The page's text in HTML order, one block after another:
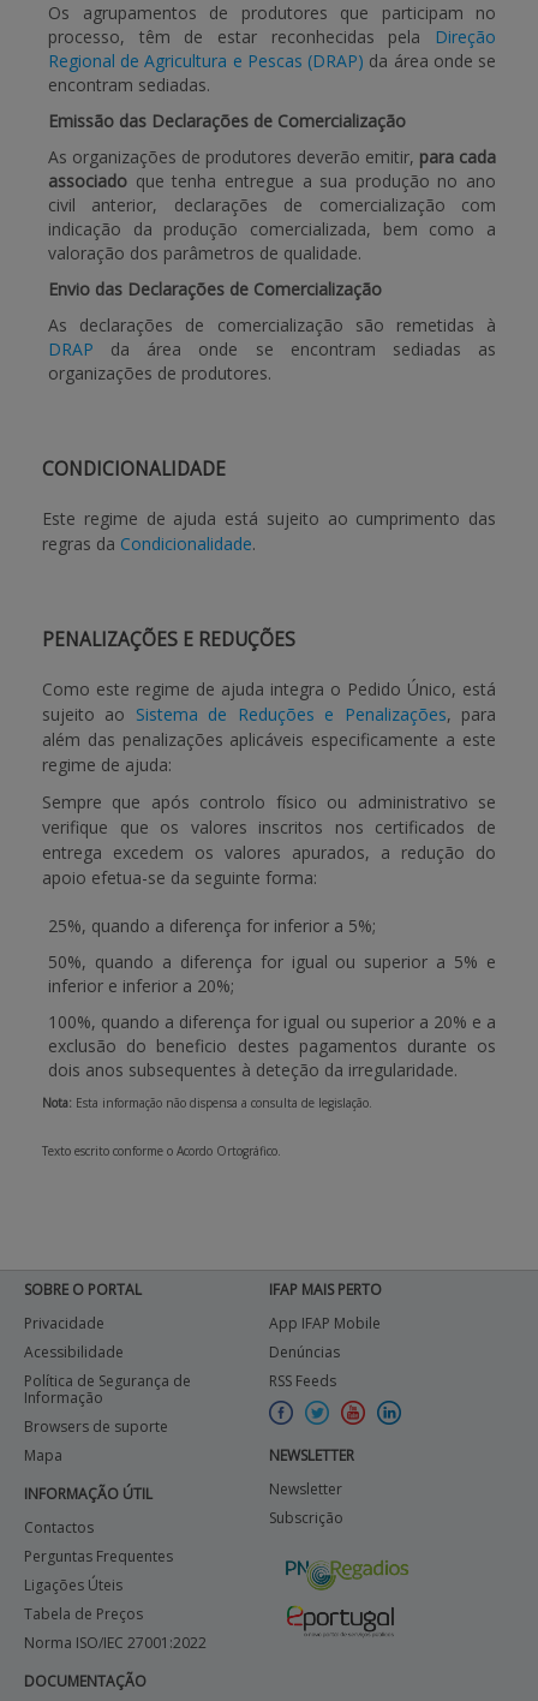
Os agrupamentos de produtores que participam no
processo, têm de estar reconhecidas pela
Direção
Regional de Agricultura e Pescas (DRAP) da área onde se
encontram sediadas.
Emissão das Declarações de Comercialização
As organizações de produtores deverão emitir, para cada
associado que tenha entregue a sua produção no ano
civil anterior, declarações de comercialização com
indicação da produção comercializada, bem como a
valoração dos parâmetros de qualidade.
Envio das Declarações de Comercialização
As declarações de comercialização são remetidas à
DRAP da área onde se encontram sediadas as
organizações de produtores.
CONDICIONALIDADE
Este regime de ajuda está sujeito ao cumprimento das
regras da Condicionalidade.
PENALIZAÇÕES E REDUÇÕES
Como este regime de ajuda integra o Pedido Único, está
sujeito ao Sistema de Reduções e Penalizações, para
além das penalizações aplicáveis especificamente a este
regime de ajuda:
Sempre que após controlo físico ou administrativo se
verifique que os valores inscritos nos certificados de
entrega excedem os valores apurados, a redução do
apoio efetua-se da seguinte forma:
25%, quando a diferença for inferior a 5%;
50%, quando a diferença for igual ou superior a 5% e
inferior e inferior a 20%;
100%, quando a diferença for igual ou superior a 20% e a
exclusão do beneficio destes pagamentos durante os
dois anos subsequentes à deteção da irregularidade.
Nota: Esta informação não dispensa a consulta de legislação.
Texto escrito conforme o Acordo Ortográfico.
SOBRE O PORTAL
Privacidade
Acessibilidade
Política de Segurança de
Informação
Browsers de suporte
Mapa
INFORMAÇÃO ÚTIL
Contactos
Perguntas Frequentes
Ligações Úteis
Tabela de Preços
Norma ISO/IEC 27001:2022
DOCUMENTAÇÃO
IFAP MAIS PERTO
App IFAP Mobile
Denúncias
RSS Feeds
NEWSLETTER
Newsletter
Subscrição